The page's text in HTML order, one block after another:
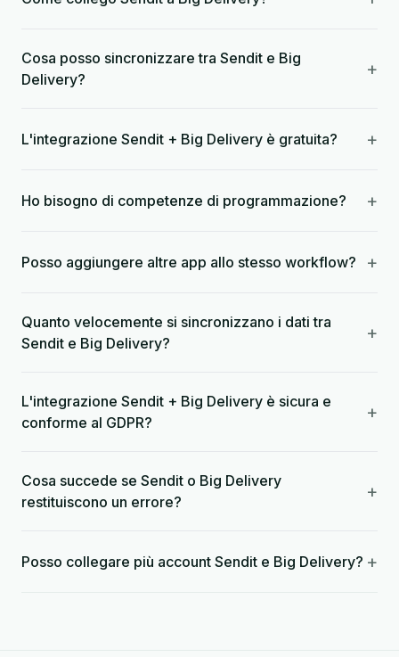
Cosa posso sincronizzare tra Sendit e Big
Delivery?
+
L'integrazione Sendit + Big Delivery è gratuita? +
Ho bisogno di competenze di programmazione? +
Posso aggiungere altre app allo stesso workflow? +
Quanto velocemente si sincronizzano i dati tra
Sendit e Big Delivery?
+
L'integrazione Sendit + Big Delivery è sicura e
conforme al GDPR?
+
Cosa succede se Sendit o Big Delivery
restituiscono un errore?
+
Posso collegare più account Sendit e Big Delivery? +